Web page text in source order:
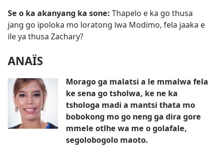
Se o ka akanyang ka sone: Thapelo e ka go thusa
jang go ipoloka mo loratong lwa Modimo, fela jaaka e
ile ya thusa Zachary?
ANAÏS
Morago ga malatsi a le mmalwa fela
ke sena go tsholwa, ke ne ka
tshologa madi a mantsi thata mo
bobokong mo go neng ga dira gore
mmele otlhe wa me o golafale,
segolobogolo maoto.